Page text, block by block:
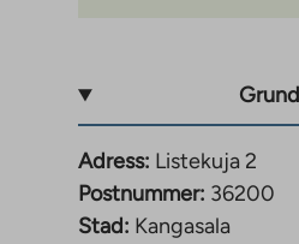
Adress: Listekuja 2
Postnummer: 36200
Stad: Kangasala